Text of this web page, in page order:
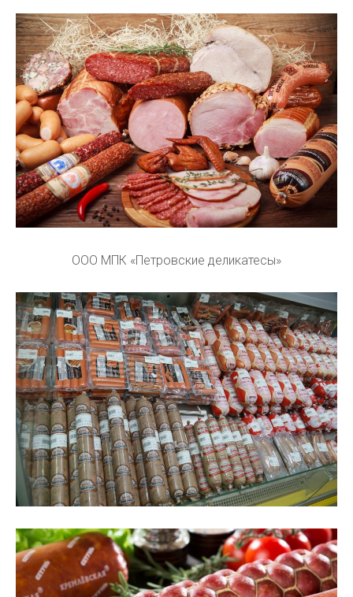
ООО МПК «Петровские деликатесы»